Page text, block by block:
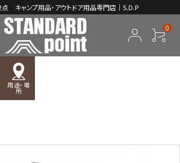
キャンプ用品・アウトドア用品専門店｜S.D.P
0
用途・場
所